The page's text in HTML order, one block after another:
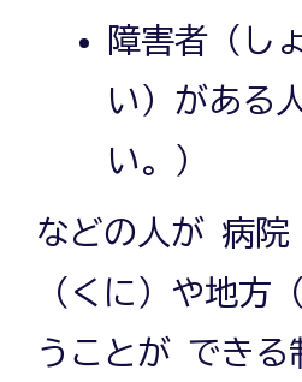
障害者（し
い）がある
い。）
などの人が 病院
（くに）や地方
うことが できる